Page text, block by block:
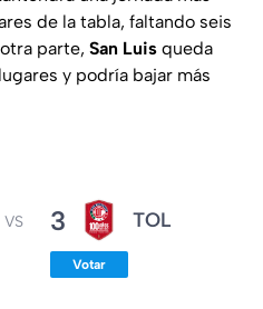
de la tabla, faltando seis
parte, San Luis queda
y podría bajar más
VS 3 TOL
Votar